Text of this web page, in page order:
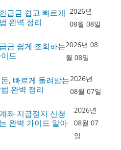
급금 쉽고 빠르게
완벽 정리
2026년
08월 08일
금 쉽게 조회하는
드
2026년 08
월 08일
, 빠르게 돌려받는
완벽 정리
2026년
08월 07일
좌 지급정지 신청
완벽 가이드 알아
2026년
08월 07
일